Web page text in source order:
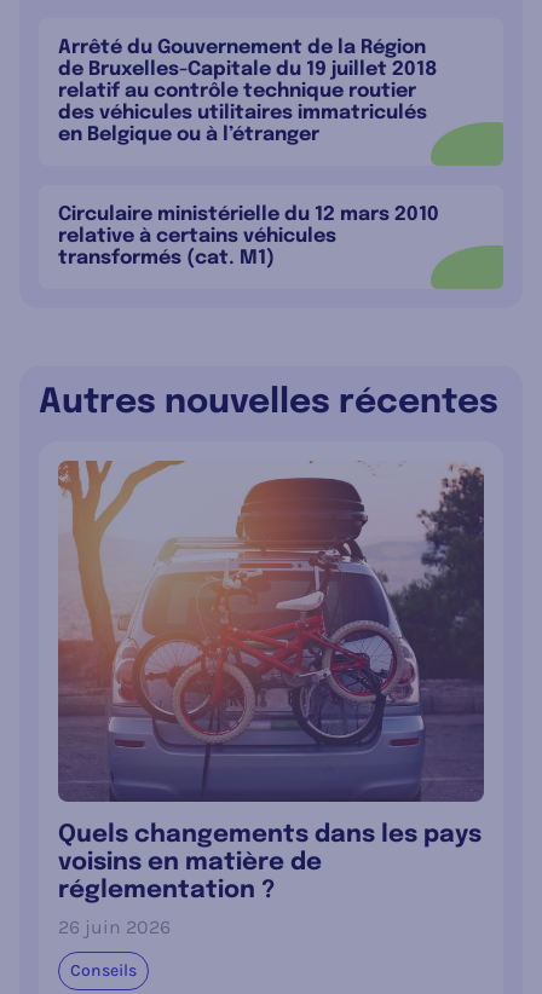
Arrêté du Gouvernement de la Région
de Bruxelles-Capitale du 19 juillet 2018
relatif au contrôle technique routier
des véhicules utilitaires immatriculés
en Belgique ou à l’étranger
Circulaire ministérielle du 12 mars 2010
relative à certains véhicules
transformés (cat. M1)
Autres nouvelles récentes
Quels changements dans les pays
voisins en matière de
réglementation ?
26 juin 2026
Conseils